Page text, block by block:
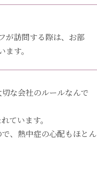
が訪問する際は、お部
す。
な会社のルールなんで
ています。
、熱中症の心配もほとん